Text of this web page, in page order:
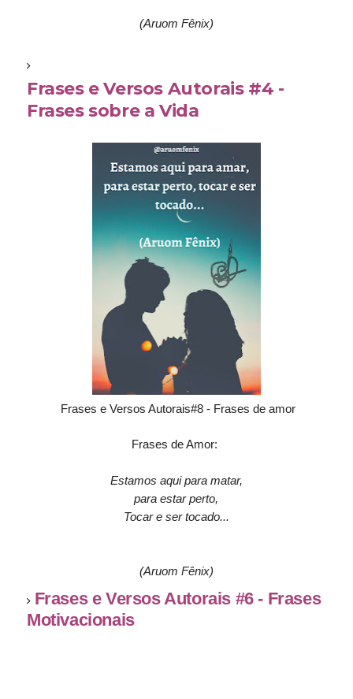
(Aruom Fênix)
Frases e Versos Autorais #4 -
Frases sobre a Vida
Frases e Versos Autorais#8 - Frases de amor
Frases de Amor:
Estamos aqui para matar,
para estar perto,
Tocar e ser tocado...
(Aruom Fênix)
Frases e Versos Autorais #6 - Frases
Motivacionais